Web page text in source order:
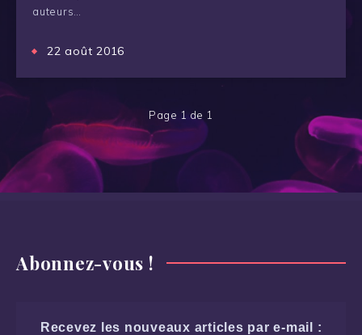
auteurs…
22 août 2016
Page 1 de 1
Abonnez-vous !
Recevez les nouveaux articles par e-mail :